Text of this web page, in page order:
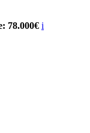
78.000€ i